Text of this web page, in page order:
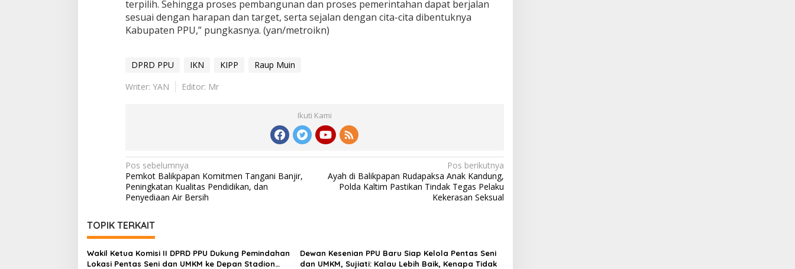
terpilih. Sehingga proses pembangunan dan proses pemerintahan dapat berjalan
sesuai dengan harapan dan target, serta sejalan dengan cita-cita dibentuknya
Kabupaten PPU,” pungkasnya. (yan/metroikn)
DPRD PPU IKN KIPP
Raup Muin
Writer: YAN
Editor: Mr
Ikuti Kami
Navigasi
pos
Pos sebelumnya
Pemkot Balikpapan Komitmen Tangani Banjir,
Peningkatan Kualitas Pendidikan, dan
Penyediaan Air Bersih
Pos berikutnya
Ayah di Balikpapan Rudapaksa Anak Kandung,
Polda Kaltim Pastikan Tindak Tegas Pelaku
Kekerasan Seksual
TOPIK TERKAIT
Wakil Ketua Komisi II DPRD PPU Dukung Pemindahan
Lokasi Pentas Seni dan UMKM ke Depan Stadion
Dewan Kesenian PPU Baru Siap Kelola Pentas Seni
dan UMKM, Sujiati: Kalau Lebih Baik, Kenapa Tidak